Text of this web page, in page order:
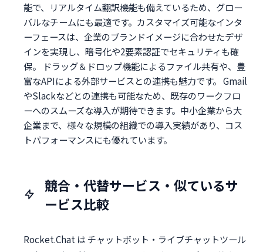
能で、リアルタイム翻訳機能も備えているため、グロー
バルなチームにも最適です。カスタマイズ可能なインタ
ーフェースは、企業のブランドイメージに合わせたデザ
インを実現し、暗号化や2要素認証でセキュリティも確
保。 ドラッグ＆ドロップ機能によるファイル共有や、豊
富なAPIによる外部サービスとの連携も魅力です。 Gmail
やSlackなどとの連携も可能なため、既存のワークフロ
ーへのスムーズな導入が期待できます。中小企業から大
企業まで、様々な規模の組織での導入実績があり、コス
トパフォーマンスにも優れています。
競合・代替サービス・似ているサ
ービス比較
Rocket.Chat は チャットボット・ライブチャットツール